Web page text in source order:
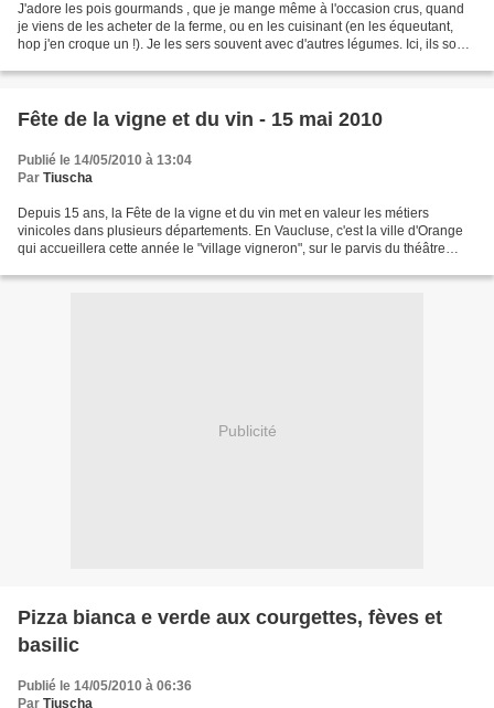
J'adore les pois gourmands , que je mange même à l'occasion crus, quand
je viens de les acheter de la ferme, ou en les cuisinant (en les équeutant,
hop j'en croque un !). Je les sers souvent avec d'autres légumes. Ici, ils sont
Fête de la vigne et du vin - 15 mai 2010
Publié le 14/05/2010 à 13:04
Par Tiuscha
Depuis 15 ans, la Fête de la vigne et du vin met en valeur les métiers
vinicoles dans plusieurs départements. En Vaucluse, c'est la ville d'Orange
qui accueillera cette année le "village vigneron", sur le parvis du théâtre
Publicité
Pizza bianca e verde aux courgettes, fèves et
basilic
Publié le 14/05/2010 à 06:36
Par Tiuscha